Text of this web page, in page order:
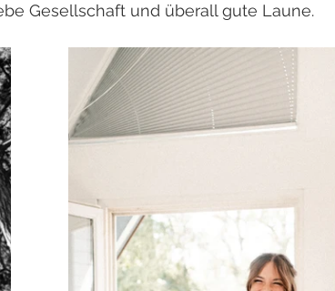
Gesellschaft und überall gute Laune.